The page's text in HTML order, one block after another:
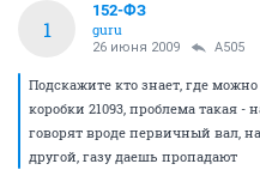
1
152-ФЗ
guru
26 июня 2009 A505
Подскажите кто знает, где
коробки 21093, проблема такая -
говорят вроде первичный вал,
другой, газу даешь пропадают